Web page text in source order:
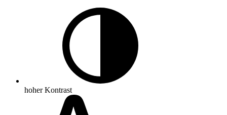
hoher Kontrast